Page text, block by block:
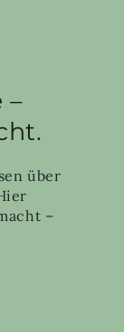
–
über
–